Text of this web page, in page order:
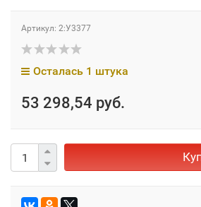
Артикул: 2:У3377
Осталась 1 штука
53 298,54 руб.